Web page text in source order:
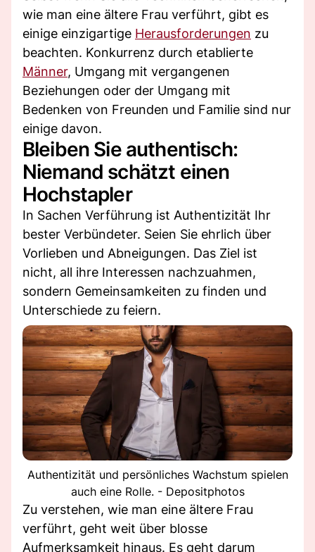
wie man eine ältere Frau verführt, gibt es
einige einzigartige Herausforderungen zu
beachten. Konkurrenz durch etablierte
Männer, Umgang mit vergangenen
Beziehungen oder der Umgang mit
Bedenken von Freunden und Familie sind nur
einige davon.
Bleiben Sie authentisch:
Niemand schätzt einen
Hochstapler
In Sachen Verführung ist Authentizität Ihr
bester Verbündeter. Seien Sie ehrlich über
Vorlieben und Abneigungen. Das Ziel ist
nicht, all ihre Interessen nachzuahmen,
sondern Gemeinsamkeiten zu finden und
Unterschiede zu feiern.
Authentizität und persönliches Wachstum spielen
auch eine Rolle. - Depositphotos
Zu verstehen, wie man eine ältere Frau
verführt, geht weit über blosse
Aufmerksamkeit hinaus. Es geht darum